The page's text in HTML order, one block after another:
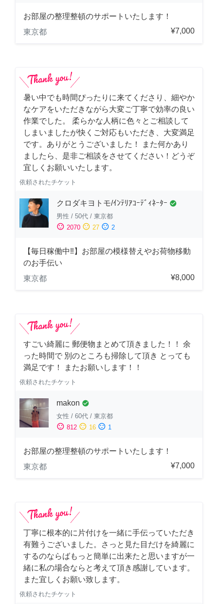
お部屋の整理整頓のサポートいたします！
東京都
¥7,000
暑い中でも時間ぴったりに来てくださり、細やか
なケアをいただきながら大変ご丁寧で効率の良い
作業でした。 柔らかな人柄に色々とご相談して
しまいましたが快くご対応もいただき、大変満足
です。ありがとうございました！ また何かあり
ましたら、是非ご相談をさせてください！どうぞ
宜しくお願いいたします。
依頼されたチケット
クロダキヨトモ/ｲﾝﾃﾘｱｺｰﾃﾞｨﾈｰﾀｰ check_circle
男性 / 50代 / 東京都
sentiment_satisfied 2070 sentiment_neutral 27 sentiment_dissatisfied 2
【毎日稼働中‼︎】お部屋の模様替えやお荷物移動
のお手伝い
東京都
¥8,000
すごい綺麗に 郵便物まとめて頂きました！！ 余
った時間で 別のところも掃除して頂き とっても
満足です！ またお願いします！！
依頼されたチケット
makon check_circle
女性 / 60代 / 東京都
sentiment_satisfied 812 sentiment_neutral 16 sentiment_dissatisfied 1
お部屋の整理整頓のサポートいたします！
東京都
¥7,000
丁寧に根本的に片付けを一緒に手伝っていただき
有難うございました。さっと見た目だけを綺麗に
するのならばもっと簡単に出来たと思いますが一
緒に私の場合ならと考えて頂き感謝しています。
また宜しくお願い致します。
依頼されたチケット